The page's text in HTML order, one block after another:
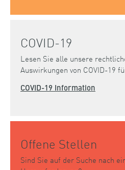
COVID-19
Lesen Sie alle unsere
Auswirkungen von COVID-19
COVID-19 Information
Offene Stellen
Sind Sie auf der Suche nach